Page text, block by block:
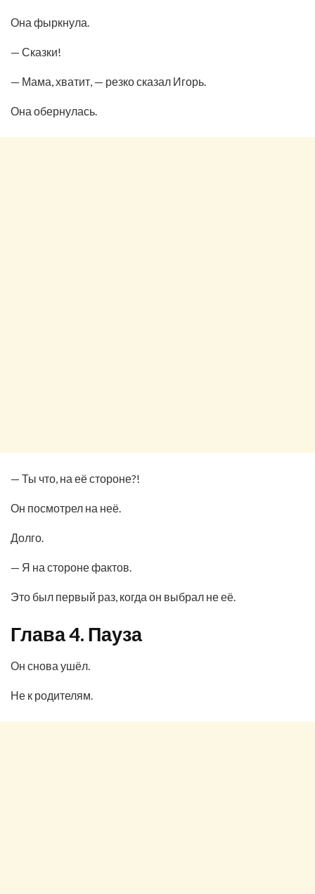
Она фыркнула.
— Сказки!
— Мама, хватит, — резко сказал Игорь.
Она обернулась.
— Ты что, на её стороне?!
Он посмотрел на неё.
Долго.
— Я на стороне фактов.
Это был первый раз, когда он выбрал не её.
Глава 4. Пауза
Он снова ушёл.
Не к родителям.